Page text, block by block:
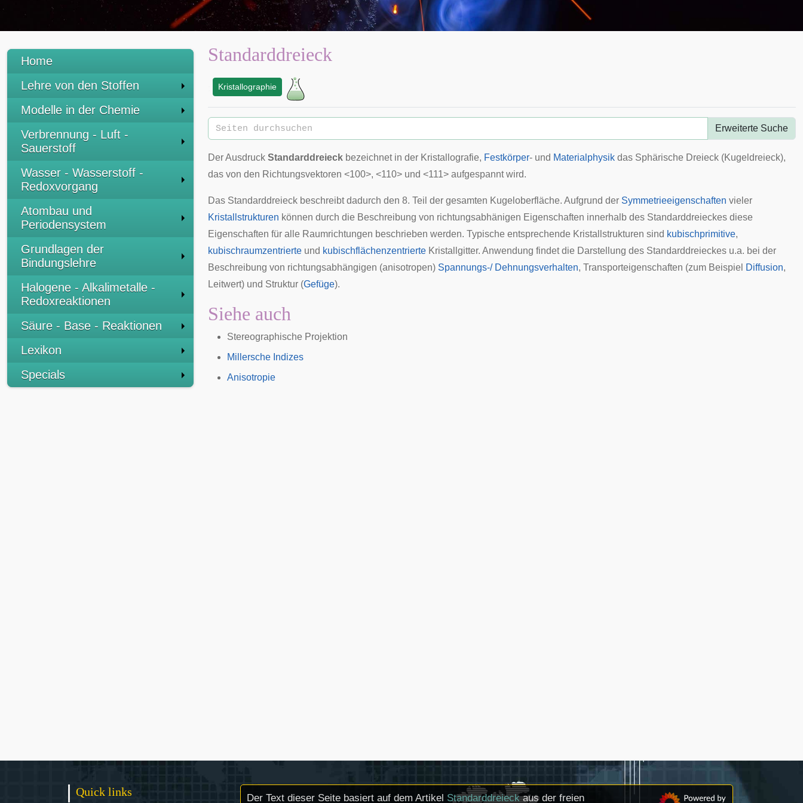
Home
Lehre von den Stoffen
Modelle in der Chemie
Verbrennung - Luft -
Sauerstoff
Wasser - Wasserstoff -
Redoxvorgang
Atombau und
Periodensystem
Grundlagen der
Bindungslehre
Halogene - Alkalimetalle -
Redoxreaktionen
Säure - Base - Reaktionen
Lexikon
Specials
Standarddreieck
Kristallographie
Erweiterte Suche
Der Ausdruck Standarddreieck bezeichnet in der Kristallografie, Festkörper- und Materialphysik das Sphärische Dreieck (Kugeldreieck),
das von den Richtungsvektoren <100>, <110> und <111> aufgespannt wird.
Das Standarddreieck beschreibt dadurch den 8. Teil der gesamten Kugeloberfläche. Aufgrund der Symmetrieeigenschaften vieler
Kristallstrukturen können durch die Beschreibung von richtungsabhänigen Eigenschaften innerhalb des Standarddreieckes diese
Eigenschaften für alle Raumrichtungen beschrieben werden. Typische entsprechende Kristallstrukturen sind kubischprimitive,
kubischraumzentrierte und kubischflächenzentrierte Kristallgitter. Anwendung findet die Darstellung des Standarddreieckes u.a. bei der
Beschreibung von richtungsabhängigen (anisotropen) Spannungs-/ Dehnungsverhalten, Transporteigenschaften (zum Beispiel Diffusion,
Leitwert) und Struktur (Gefüge).
Siehe auch
Stereographische Projektion
Millersche Indizes
Anisotropie
Quick links Der Text dieser Seite basiert auf dem Artikel Standarddreieckaus der freien